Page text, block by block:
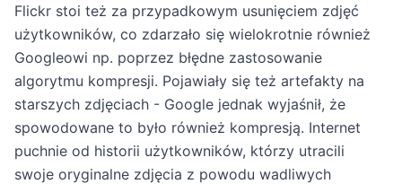
Flickr stoi też za przypadkowym usunięciem zdjęć
użytkowników, co zdarzało się wielokrotnie również
Googleowi np. poprzez błędne zastosowanie
algorytmu kompresji. Pojawiały się też artefakty na
starszych zdjęciach - Google jednak wyjaśnił, że
spowodowane to było również kompresją. Internet
puchnie od historii użytkowników, którzy utracili
swoje oryginalne zdjęcia z powodu wadliwych